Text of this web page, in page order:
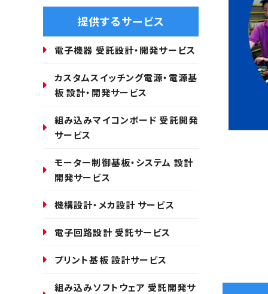
提供するサービス
電子機器 受託設計・開発サービス
カスタムスイッチング電源・電源基
板 設計・開発サービス
組み込みマイコンボード 受託開発
サービス
モーター制御基板・システム 設計
開発サービス
機構設計・メカ設計 サービス
電子回路設計 受託サービス
プリント基板 設計サービス
組み込みソフトウェア 受託開発サ